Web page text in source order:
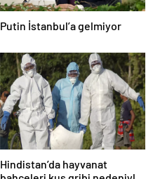
Putin İstanbul’a gelmiyor
Hindistan’da hayvanat